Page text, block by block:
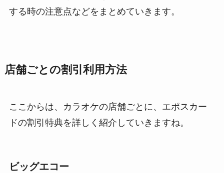
する時の注意点などをまとめていきます。
店舗ごとの割引利用方法
ここからは、カラオケの店舗ごとに、エポスカー
ドの割引特典を詳しく紹介していきますね。
ビッグエコー